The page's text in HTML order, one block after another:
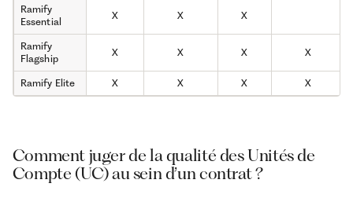
Ramify
Essential
X X X
Ramify
Flagship
X X X X
Ramify Elite X X X X
Comment juger de la qualité des Unités de
Compte (UC) au sein d’un contrat ?